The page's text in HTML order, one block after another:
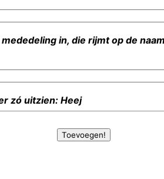
in, die rijmt op de
zó uitzien: Heej